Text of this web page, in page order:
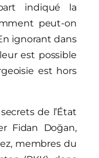
indiqué la
peut-on
ignorant dans
est possible
est hors
de l’État
Fidan Doğan,
membres du